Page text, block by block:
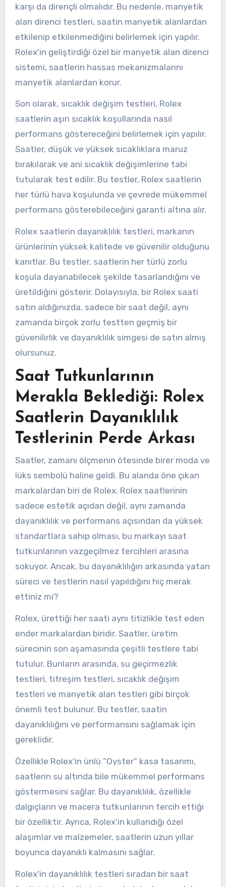
karşı da dirençli olmalıdır. Bu nedenle, manyetik
alan direnci testleri, saatin manyetik alanlardan
etkilenip etkilenmediğini belirlemek için yapılır.
Rolex'in geliştirdiği özel bir manyetik alan direnci
sistemi, saatlerin hassas mekanizmalarını
manyetik alanlardan korur.
Son olarak, sıcaklık değişim testleri, Rolex
saatlerin aşırı sıcaklık koşullarında nasıl
performans göstereceğini belirlemek için yapılır.
Saatler, düşük ve yüksek sıcaklıklara maruz
bırakılarak ve ani sıcaklık değişimlerine tabi
tutularak test edilir. Bu testler, Rolex saatlerin
her türlü hava koşulunda ve çevrede mükemmel
performans gösterebileceğini garanti altına alır.
Rolex saatlerin dayanıklılık testleri, markanın
ürünlerinin yüksek kalitede ve güvenilir olduğunu
kanıtlar. Bu testler, saatlerin her türlü zorlu
koşula dayanabilecek şekilde tasarlandığını ve
üretildiğini gösterir. Dolayısıyla, bir Rolex saati
satın aldığınızda, sadece bir saat değil, aynı
zamanda birçok zorlu testten geçmiş bir
güvenilirlik ve dayanıklılık simgesi de satın almış
olursunuz.
Saat Tutkunlarının
Merakla Beklediği: Rolex
Saatlerin Dayanıklılık
Testlerinin Perde Arkası
Saatler, zamanı ölçmenin ötesinde birer moda ve
lüks sembolü haline geldi. Bu alanda öne çıkan
markalardan biri de Rolex. Rolex saatlerinin
sadece estetik açıdan değil, aynı zamanda
dayanıklılık ve performans açısından da yüksek
standartlara sahip olması, bu markayı saat
tutkunlarının vazgeçilmez tercihleri arasına
sokuyor. Ancak, bu dayanıklılığın arkasında yatan
süreci ve testlerin nasıl yapıldığını hiç merak
ettiniz mi?
Rolex, ürettiği her saati aynı titizlikle test eden
ender markalardan biridir. Saatler, üretim
sürecinin son aşamasında çeşitli testlere tabi
tutulur. Bunların arasında, su geçirmezlik
testleri, titreşim testleri, sıcaklık değişim
testleri ve manyetik alan testleri gibi birçok
önemli test bulunur. Bu testler, saatin
dayanıklılığını ve performansını sağlamak için
gereklidir.
Özellikle Rolex'in ünlü “Oyster” kasa tasarımı,
saatlerin su altında bile mükemmel performans
göstermesini sağlar. Bu dayanıklılık, özellikle
dalgıçların ve macera tutkunlarının tercih ettiği
bir özelliktir. Ayrıca, Rolex'in kullandığı özel
alaşımlar ve malzemeler, saatlerin uzun yıllar
boyunca dayanıklı kalmasını sağlar.
Rolex'in dayanıklılık testleri sıradan bir saat